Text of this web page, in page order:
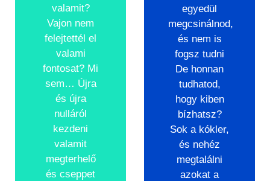
valamit?
Vajon nem
felejtettél el
valami
fontosat? Mi
sem… Újra
és újra
nulláról
kezdeni
valamit
megterhelő
és cseppet
egyedül
megcsinálnod,
és nem is
fogsz tudni
De honnan
tudhatod,
hogy kiben
bízhatsz?
Sok a kókler,
és nehéz
megtalálni
azokat a